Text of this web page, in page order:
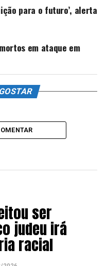
para o futuro’, alerta
em ataque em
ser
judeu irá
racial